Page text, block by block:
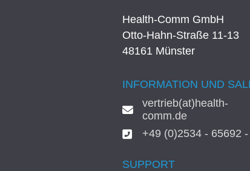
Health-Comm GmbH
Otto-Hahn-Straße 11-13
48161 Münster
INFORMATION UND
vertrieb(at)health-
comm.de
+49 (0)2534 - 65692
SUPPORT